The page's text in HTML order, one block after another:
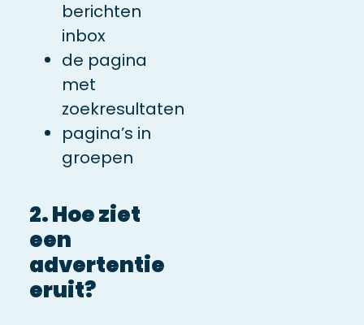
berichten
inbox
de pagina
met
zoekresultaten
pagina’s in
groepen
2. Hoe ziet
een
advertentie
eruit?